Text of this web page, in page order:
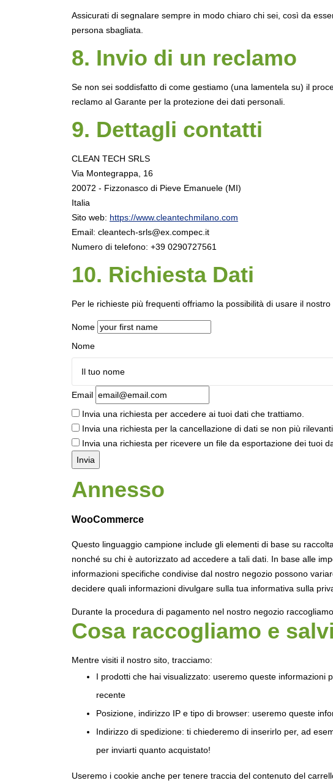
Assicurati di segnalare sempre in modo chiaro chi sei, così da
persona sbagliata.
8. Invio di un reclamo
Se non sei soddisfatto di come gestiamo (una lamentela su) il
reclamo al Garante per la protezione dei dati personali.
9. Dettagli contatti
CLEAN TECH SRLS
Via Montegrappa, 16
20072 - Fizzonasco di Pieve Emanuele (MI)
Italia
Sito web: https://www.cleantechmilano.com
Email: cleantech-srls@ex.compec.it
Numero di telefono: +39 0290727561
10. Richiesta Dati
Per le richieste più frequenti offriamo la possibilità di usare il
Nome
Nome
Email
Invia una richiesta per accedere ai tuoi dati che trattiamo.
Invia una richiesta per la cancellazione di dati se non più rilevanti.
Invia una richiesta per ricevere un file da esportazione dei tuoi
Annesso
WooCommerce
Questo linguaggio campione include gli elementi di base su
nonché su chi è autorizzato ad accedere a tali dati. In base alle
informazioni specifiche condivise dal nostro negozio possono
decidere quali informazioni divulgare sulla tua informativa sulla
Durante la procedura di pagamento nel nostro negozio
Cosa raccogliamo e
Mentre visiti il nostro sito, tracciamo:
I prodotti che hai visualizzato: useremo queste informazioni
recente
Posizione, indirizzo IP e tipo di browser: useremo queste
Indirizzo di spedizione: ti chiederemo di inserirlo per, ad
per inviarti quanto acquistato!
Useremo i cookie anche per tenere traccia del contenuto del